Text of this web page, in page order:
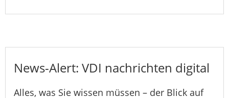
News-Alert: VDI nachrichten digital
Alles, was Sie wissen müssen – der Blick auf